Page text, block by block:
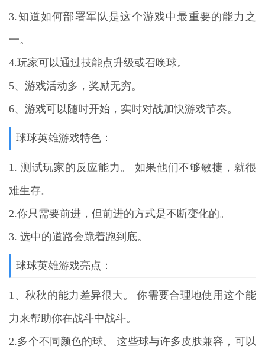
3.知道如何部署军队是这个游戏中最重要的能力之
一。
4.玩家可以通过技能点升级或召唤球。
5、游戏活动多，奖励无穷。
6、游戏可以随时开始，实时对战加快游戏节奏。
球球英雄游戏特色：
1. 测试玩家的反应能力。 如果他们不够敏捷，就很
难生存。
2.你只需要前进，但前进的方式是不断变化的。
3. 选中的道路会跪着跑到底。
球球英雄游戏亮点：
1、秋秋的能力差异很大。 你需要合理地使用这个能
力来帮助你在战斗中战斗。
2.多个不同颜色的球。 这些球与许多皮肤兼容，可以